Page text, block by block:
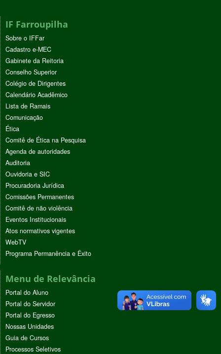
IF Farroupilha
Sobre o IFFar
Cadastro e-MEC
Gabinete da Reitoria
Conselho Superior
Colégio de Dirigentes
Calendário Acadêmico
Lista de Ramais
Comunicação
Ética
Comitê de Ética na Pesquisa
Agenda de autoridades
Auditoria
Ouvidoria e SIC
Procuradoria Jurídica
Comissões Permanentes
Comitê de não violência
Eventos Institucionais
Atos normativos vigentes
WebTV
Programa Permanência e Êxito
Menu de Relevância
Portal do Aluno
Portal do Servidor
Portal do Egresso
Nossas Unidades
Guia de Cursos
Processos Seletivos